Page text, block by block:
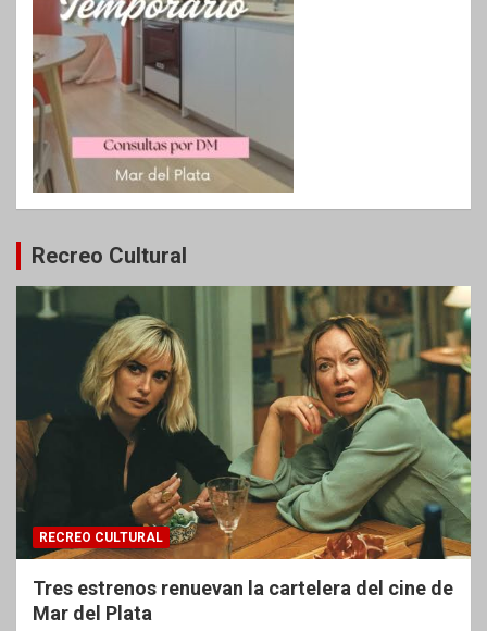
Recreo Cultural
RECREO CULTURAL
Tres estrenos renuevan la cartelera del cine de
Mar del Plata